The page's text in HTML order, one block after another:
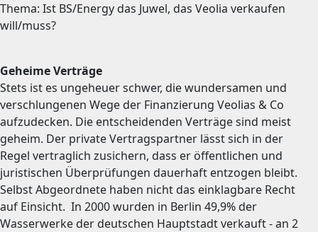
Thema: Ist BS/Energy das Juwel, das Veolia verkaufen
will/muss?
Geheime Verträge
Stets ist es ungeheuer schwer, die wundersamen und
verschlungenen Wege der Finanzierung Veolias & Co
aufzudecken. Die entscheidenden Verträge sind meist
geheim. Der private Vertragspartner lässt sich in der
Regel vertraglich zusichern, dass er öffentlichen und
juristischen Überprüfungen dauerhaft entzogen bleibt.
Selbst Abgeordnete haben nicht das einklagbare Recht
auf Einsicht. In 2000 wurden in Berlin 49,9% der
Wasserwerke der deutschen Hauptstadt verkauft - an 2